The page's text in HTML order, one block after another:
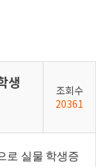
생
조회수
20361
로 실물 학생증